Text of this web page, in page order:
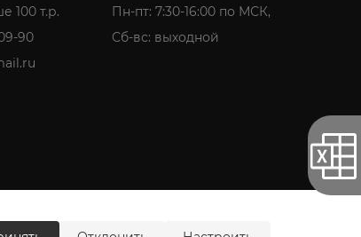
100 т.р.
90
Пн-пт: 7:30-16:00 по МСК,
Сб-вс: выходной